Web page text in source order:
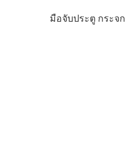
มือจับประตู กระจก